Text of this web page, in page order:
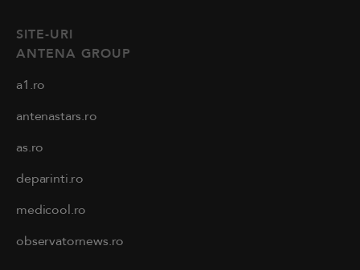
SITE-URI
ANTENA GROUP
a1.ro
antenastars.ro
as.ro
deparinti.ro
medicool.ro
observatornews.ro